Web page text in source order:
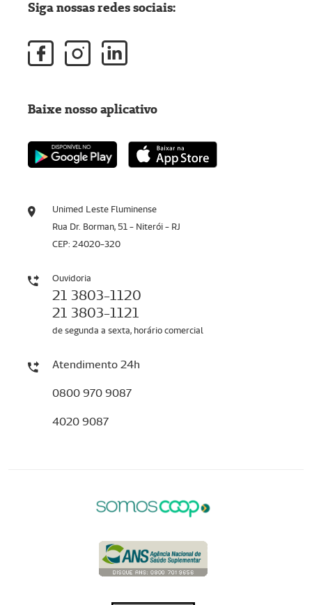
Unimed Leste Fluminense
Rua Dr. Borman, 51 - Niterói - RJ
CEP: 24020-320
Ouvidoria
21 3803-1120
21 3803-1121
de segunda a sexta, horário comercial
Atendimento 24h
0800 970 9087
4020 9087
Siga nossas redes sociais:
Baixe nosso aplicativo